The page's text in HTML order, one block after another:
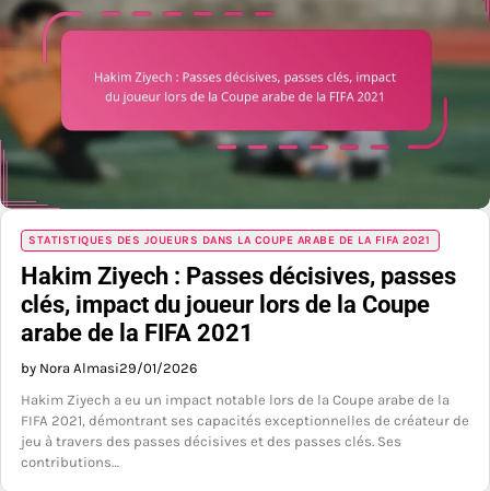
STATISTIQUES DES JOUEURS DANS LA COUPE ARABE DE LA FIFA 2021
Hakim Ziyech : Passes décisives, passes
clés, impact du joueur lors de la Coupe
arabe de la FIFA 2021
by Nora Almasi29/01/2026
Hakim Ziyech a eu un impact notable lors de la Coupe arabe de la
FIFA 2021, démontrant ses capacités exceptionnelles de créateur de
jeu à travers des passes décisives et des passes clés. Ses
contributions…